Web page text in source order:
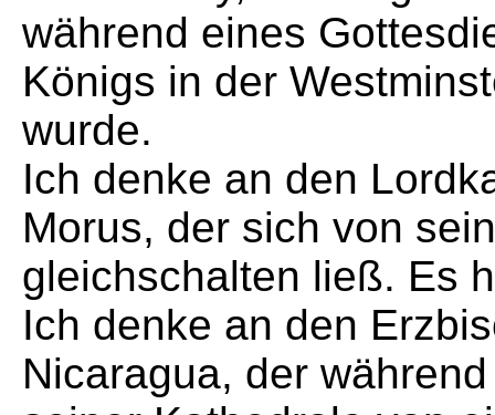
während eines
Königs in der
wurde.
Ich denke an den
Morus, der sich von
gleichschalten ließ. Es
Ich denke an den
Nicaragua, der